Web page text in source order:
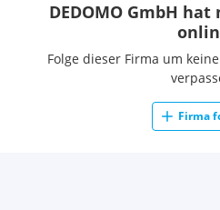
DEDOMO GmbH
Folge dieser Firma um
Firma